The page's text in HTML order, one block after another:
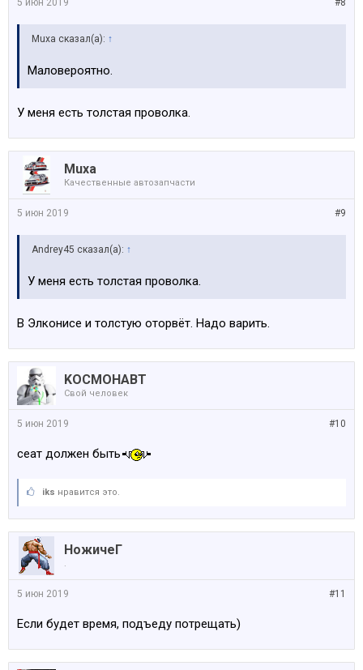
Muxa сказал(а): ↑
Маловероятно.
У меня есть толстая проволка.
Muxa
Качественные автозапчасти
#9
5 июн 2019
Andrey45 сказал(а): ↑
У меня есть толстая проволка.
В Элконисе и толстую оторвёт. Надо варить.
KOCMOHABT
Свой человек
#10
5 июн 2019
сеат должен быть
iks нравится это.
НожичеГ
.
#11
5 июн 2019
Если будет время, подъеду потрещать)